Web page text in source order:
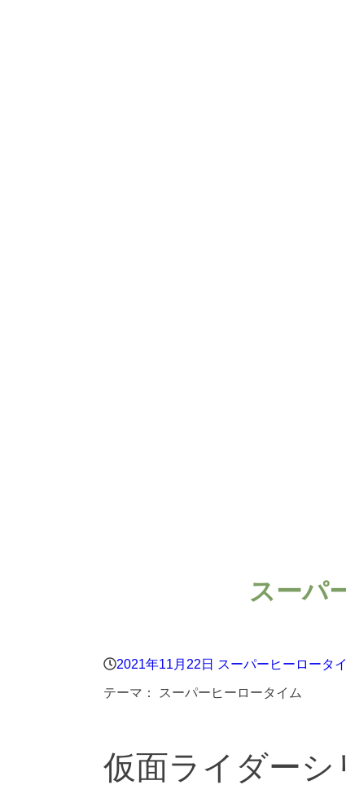
スーパ
2021年11月22日 スーパーヒーロータ
テーマ： スーパーヒーロータイム
仮面ライダーシ